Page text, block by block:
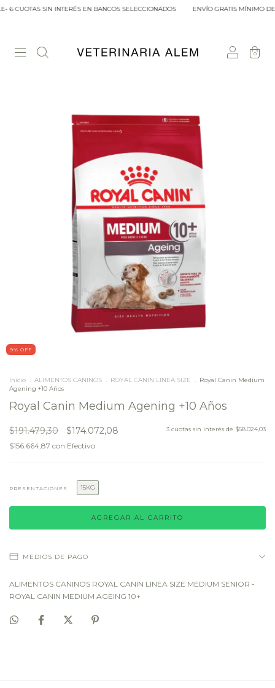
SIN INTERÉS EN BANCOS SELECCIONADOS ENVÍO GRATIS MÍNIMO DE
0
9% OFF
Inicio . ALIMENTOS CANINOS . ROYAL CANIN LINEA SIZE . Royal Canin Medium
Agening +10 Años
Royal Canin Medium Agening +10 Años
$191.479,30 $174.072,08
$156.664,87 con Efectivo
3 cuotas sin interés de $58.024,03
PRESENTACIONES 15KG
MEDIOS DE PAGO
ALIMENTOS CANINOS ROYAL CANIN LINEA SIZE MEDIUM SENIOR -
ROYAL CANIN MEDIUM AGEING 10+